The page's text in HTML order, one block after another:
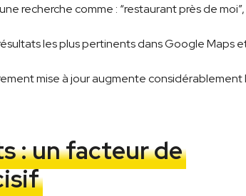
recherche comme : “restaurant près de moi”,
les plus pertinents dans Google Maps
mise à jour augmente considérablement
: un facteur de